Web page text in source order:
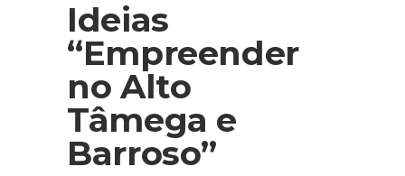
Ideias
“Empreender
no Alto
Tâmega e
Barroso”